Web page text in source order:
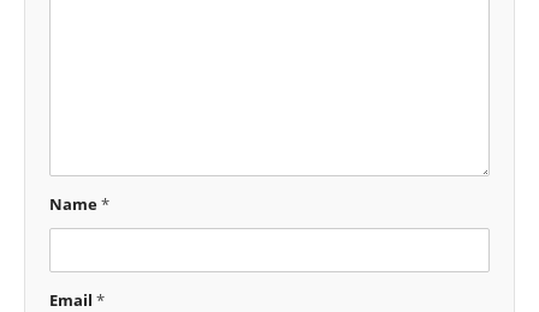
Name*
Email *